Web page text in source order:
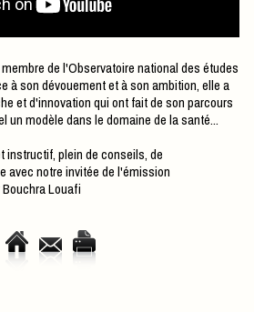
à son dévouement et à son ambition, elle a
et d'innovation qui ont fait de son parcours
modèle dans le domaine de la santé...
instructif, plein de conseils, de
avec notre invitée de l'émission
Louafi